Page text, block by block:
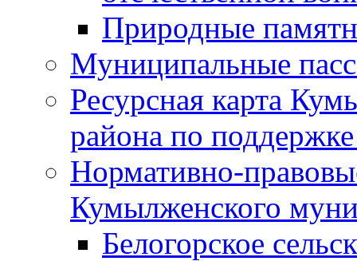
Природные
Муниципальные
Ресурсная карта
района по
Нормативно-
Кумылженского
Белогорское